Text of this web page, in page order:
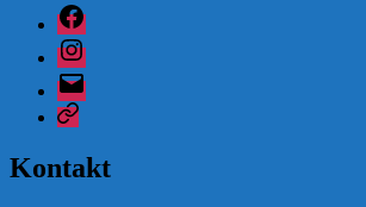
Facebook
Instagram
Email
Google
Kontakt